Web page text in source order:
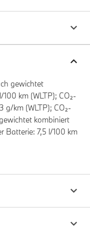
gewichtet
km (WLTP); CO₂-
g/km (WLTP); CO₂-
kombiniert
Batterie: 7,5 l/100 km